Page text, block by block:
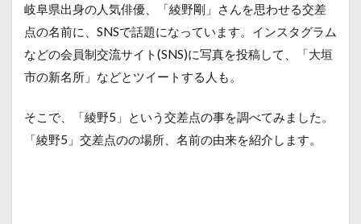
岐阜県出身の人気俳優、「綾野剛」さんを思わせる交差
点の名前に、SNSで話題になっています。インスタグラム
などの会員制交流サイト(SNS)に写真を投稿して、「大垣
市の新名所」などとツイートする人も。
そこで、「綾野5」という交差点の事を調べてみました。
「綾野5」交差点のの場所、名前の由来を紹介します。